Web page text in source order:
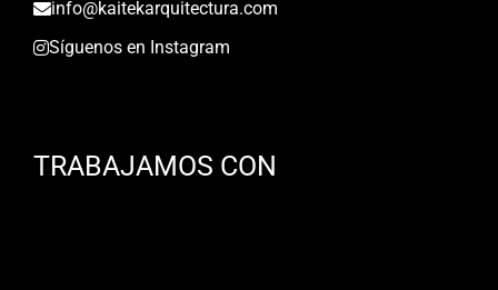
info@kaitekarquitectura.com
Síguenos en Instagram
TRABAJAMOS CON